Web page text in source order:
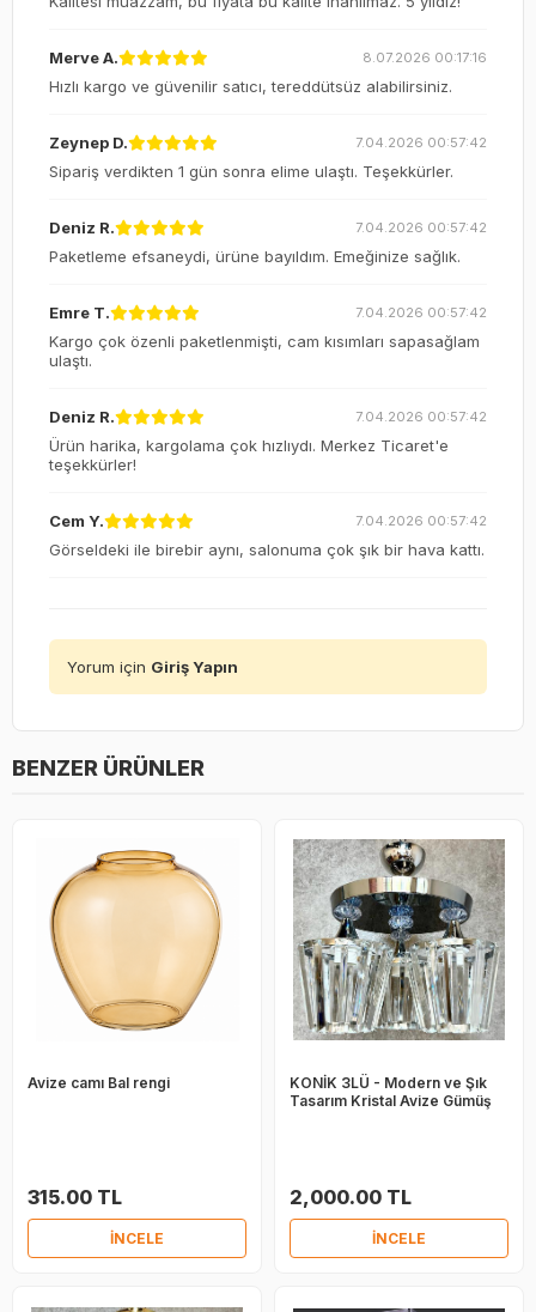
Merve A. 8.07.2026 00:17:16
Hızlı kargo ve güvenilir satıcı, tereddütsüz alabilirsiniz.
Zeynep D. 7.04.2026 00:57:42
Sipariş verdikten 1 gün sonra elime ulaştı. Teşekkürler.
Deniz R. 7.04.2026 00:57:42
Paketleme efsaneydi, ürüne bayıldım. Emeğinize sağlık.
Emre T. 7.04.2026 00:57:42
Kargo çok özenli paketlenmişti, cam kısımları sapasağlam
ulaştı.
Deniz R. 7.04.2026 00:57:42
Ürün harika, kargolama çok hızlıydı. Merkez Ticaret'e
teşekkürler!
Cem Y. 7.04.2026 00:57:42
Görseldeki ile birebir aynı, salonuma çok şık bir hava kattı.
Yorum için Giriş Yapın
BENZER ÜRÜNLER
Avize camı Bal rengi
315.00 TL
İNCELE
KONİK 3LÜ - Modern ve Şık
Tasarım Kristal Avize Gümüş
2,000.00 TL
İNCELE